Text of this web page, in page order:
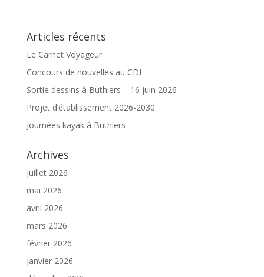
Articles récents
Le Carnet Voyageur
Concours de nouvelles au CDI
Sortie dessins à Buthiers – 16 juin 2026
Projet d’établissement 2026-2030
Journées kayak à Buthiers
Archives
juillet 2026
mai 2026
avril 2026
mars 2026
février 2026
janvier 2026